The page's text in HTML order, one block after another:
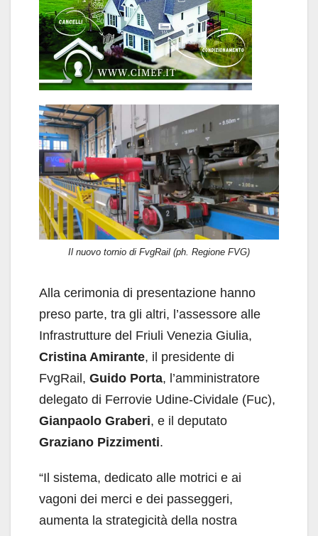
Il nuovo tornio di FvgRail (ph. Regione FVG)
Alla cerimonia di presentazione hanno
preso parte, tra gli altri, l’assessore alle
Infrastrutture del Friuli Venezia Giulia,
Cristina Amirante, il presidente di
FvgRail, Guido Porta, l’amministratore
delegato di Ferrovie Udine-Cividale (Fuc),
Gianpaolo Graberi, e il deputato
Graziano Pizzimenti.
“Il sistema, dedicato alle motrici e ai
vagoni dei merci e dei passeggeri,
aumenta la strategicità della nostra